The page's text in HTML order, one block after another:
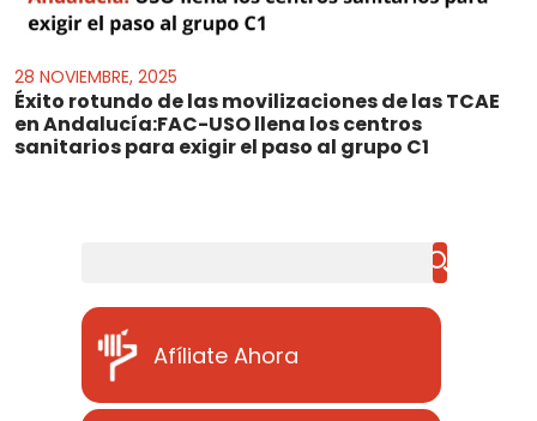
28 NOVIEMBRE, 2025
Éxito rotundo de las movilizaciones de las TCAE
en Andalucía:FAC-USO llena los centros
sanitarios para exigir el paso al grupo C1
Afíliate Ahora